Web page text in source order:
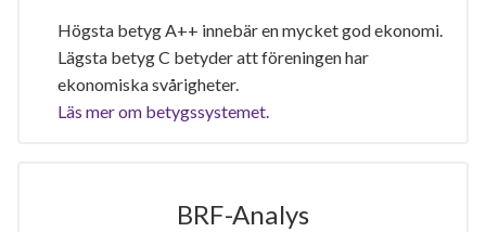
Högsta betyg A++ innebär en mycket god ekonomi.
Lägsta betyg C betyder att föreningen har
ekonomiska svårigheter.
Läs mer om betygssystemet.
BRF-Analys